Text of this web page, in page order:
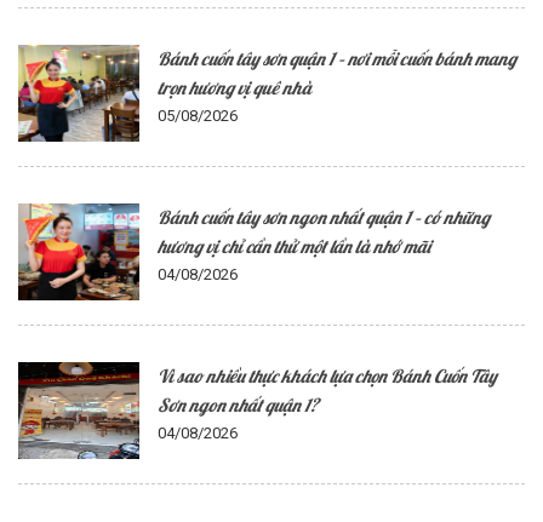
Bánh cuốn tây sơn quận 1 – nơi mỗi cuốn bánh mang
trọn hương vị quê nhà
05/08/2026
Bánh cuốn tây sơn ngon nhất quận 1 – có những
hương vị chỉ cần thử một lần là nhớ mãi
04/08/2026
Vì sao nhiều thực khách lựa chọn Bánh Cuốn Tây
Sơn ngon nhất quận 1?
04/08/2026